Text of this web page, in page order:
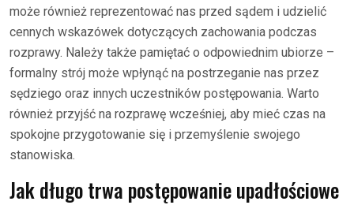
może również reprezentować nas przed sądem i udzielić
cennych wskazówek dotyczących zachowania podczas
rozprawy. Należy także pamiętać o odpowiednim ubiorze –
formalny strój może wpłynąć na postrzeganie nas przez
sędziego oraz innych uczestników postępowania. Warto
również przyjść na rozprawę wcześniej, aby mieć czas na
spokojne przygotowanie się i przemyślenie swojego
stanowiska.
Jak długo trwa postępowanie upadłościowe